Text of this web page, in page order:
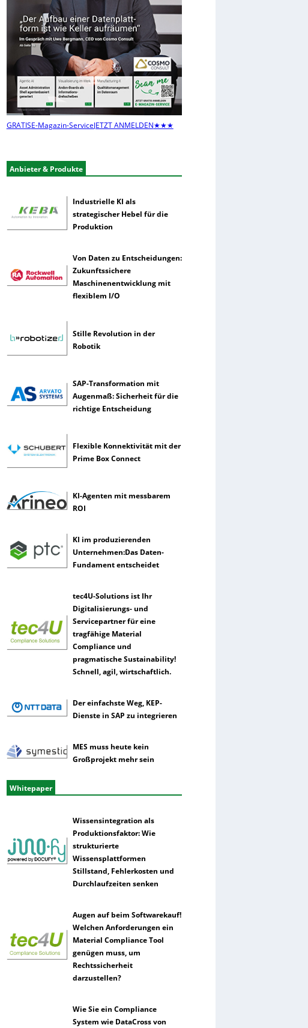
GRATISE-Magazin-ServiceJETZT ANMELDEN★★★
Anbieter & Produkte
Industrielle KI als
strategischer Hebel für die
Produktion
Von Daten zu Entscheidungen:
Zukunftssichere
Maschinenentwicklung mit
flexiblem I/O
Stille Revolution in der
Robotik
SAP-Transformation mit
Augenmaß: Sicherheit für die
richtige Entscheidung
Flexible Konnektivität mit der
Prime Box Connect
KI-Agenten mit messbarem
ROI
KI im produzierenden
Unternehmen:Das Daten-
Fundament entscheidet
tec4U-Solutions ist Ihr
Digitalisierungs- und
Servicepartner für eine
tragfähige Material
Compliance und
pragmatische Sustainability!
Schnell, agil, wirtschaftlich.
Der einfachste Weg, KEP-
Dienste in SAP zu integrieren
MES muss heute kein
Großprojekt mehr sein
Whitepaper
Wissensintegration als
Produktionsfaktor: Wie
strukturierte
Wissensplattformen
Stillstand, Fehlerkosten und
Durchlaufzeiten senken
Augen auf beim Softwarekauf!
Welchen Anforderungen ein
Material Compliance Tool
genügen muss, um
Rechtssicherheit
darzustellen?
Wie Sie ein Compliance
System wie DataCross von